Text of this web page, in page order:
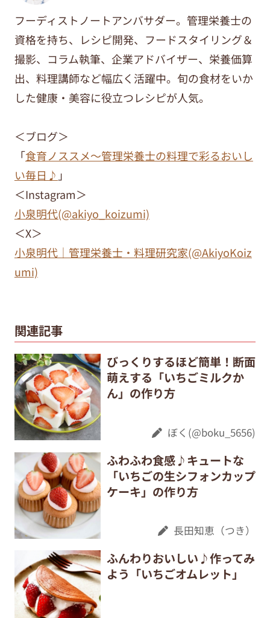
フーディストノートアンバサダー。管理栄養士の
資格を持ち、レシピ開発、フードスタイリング＆
撮影、コラム執筆、企業アドバイザー、栄養価算
出、料理講師など幅広く活躍中。旬の食材をいか
した健康・美容に役立つレシピが人気。
＜ブログ＞
「食育ノススメ～管理栄養士の料理で彩るおいし
い毎日♪ 」
＜Instagram＞
小泉明代(@akiyo_koizumi)
＜X＞
小泉明代｜管理栄養士・料理研究家(@AkiyoKoiz
umi)
関連記事
びっくりするほど簡単！断面
萌えする「いちごミルクか
ん」の作り方
ぼく(@boku_5656)
ふわふわ食感♪キュートな
「いちごの生シフォンカップ
ケーキ」の作り方
長田知恵（つき）
ふんわりおいしい♪作ってみ
よう「いちごオムレット」